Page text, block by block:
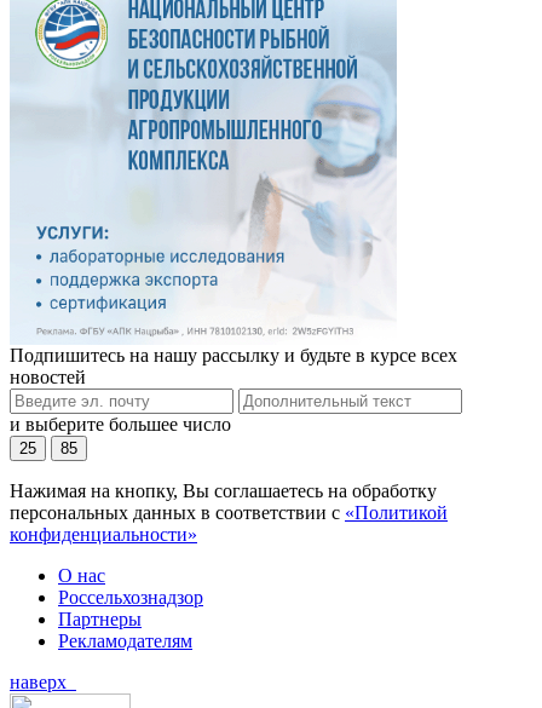
Подпишитесь на нашу рассылку и будьте в курсе всех
новостей
и выберите большее число
25 85
Нажимая на кнопку, Вы соглашаетесь на обработку
персональных данных в соответствии с «Политикой
конфиденциальности»
О нас
Россельхознадзор
Партнеры
Рекламодателям
наверх